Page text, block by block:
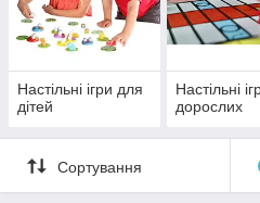
Настільні ігри для
дітей
Настільні
дорослих
Сортування